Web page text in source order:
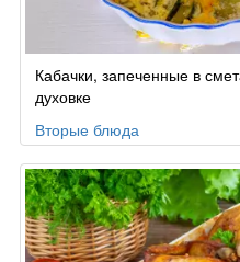
Кабачки, запеченные в
духовке
Вторые блюда